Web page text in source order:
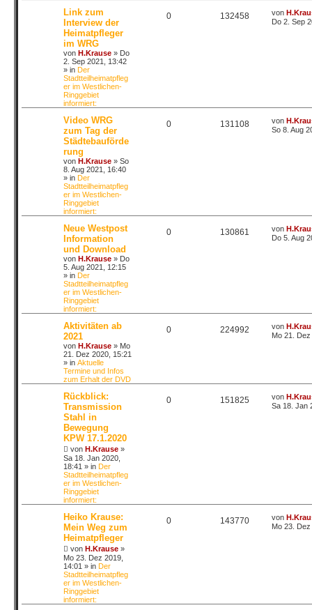
Link zum
Interview der
Heimatpfleger
im WRG
von H.Krause » Do
2. Sep 2021, 13:42
» in Der
Stadtteilheimatpfleg
er im Westlichen-
Ringgebiet
informiert:
0 132458 von
Do 2. Sep
Video WRG
zum Tag der
Städtebauförde
rung
von H.Krause » So
8. Aug 2021, 16:40
» in Der
Stadtteilheimatpfleg
er im Westlichen-
Ringgebiet
informiert:
0 131108 von
So 8. Aug
Neue Westpost
Information
und Download
von H.Krause » Do
5. Aug 2021, 12:15
» in Der
Stadtteilheimatpfleg
er im Westlichen-
Ringgebiet
informiert:
0 130861 von
Do 5. Aug
Aktivitäten ab
2021
von H.Krause » Mo
21. Dez 2020, 15:21
» in Aktuelle
Termine und Infos
zum Erhalt der DVD
0 224992 von
Mo 21.
Rückblick:
Transmission
Stahl in
Bewegung
KPW 17.1.2020
von H.Krause »
Sa 18. Jan 2020,
18:41 » in Der
Stadtteilheimatpfleg
er im Westlichen-
Ringgebiet
informiert:
0 151825 von
Sa 18. Jan
Heiko Krause:
Mein Weg zum
Heimatpfleger
von H.Krause »
Mo 23. Dez 2019,
14:01 » in Der
Stadtteilheimatpfleg
er im Westlichen-
Ringgebiet
informiert:
0 143770 von
Mo 23.